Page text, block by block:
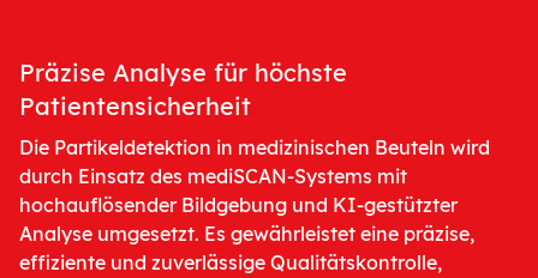
Präzise Analyse für höchste
Patientensicherheit
Die Partikeldetektion in medizinischen Beuteln wird
durch Einsatz des mediSCAN-Systems mit
hochauflösender Bildgebung und KI-gestützter
Analyse umgesetzt. Es gewährleistet eine präzise,
effiziente und zuverlässige Qualitätskontrolle,